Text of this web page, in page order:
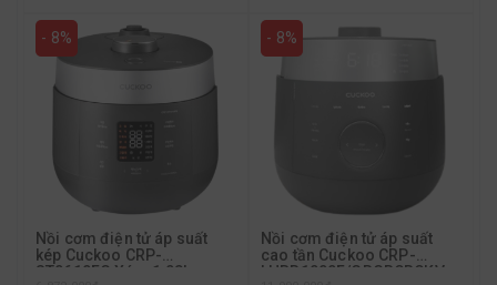
- 8%
Nồi cơm điện tử áp suất
kép Cuckoo CRP-
ST0610FG Xám 1.08L
- 8%
Nồi cơm điện tử áp suất
cao tần Cuckoo CRP-
LHBR1000F/GRGRCRCKV